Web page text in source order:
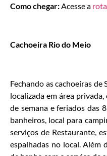
Como chegar: Acesse a rota
Cachoeira Rio do Meio
Fechando as cachoeiras
localizada em área
de semana e feriados das
banheiros, local para
serviços de Restaurante,
espalhadas no local. Além